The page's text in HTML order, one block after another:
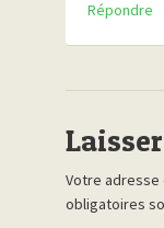
Répondre
Votre adresse
obligatoires